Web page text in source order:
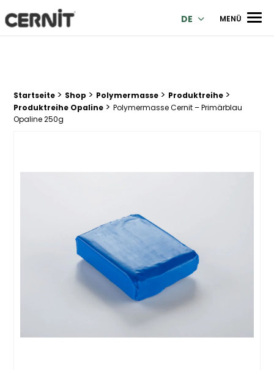
Cernit Une qualité haut de gamme pour des créations
DE MENÜ
Breadcrumb Trail:
Startseite > Shop > Polymermasse > Produktreihe >
Produktreihe Opaline > Polymermasse Cernit – Primärblau
Opaline 250g